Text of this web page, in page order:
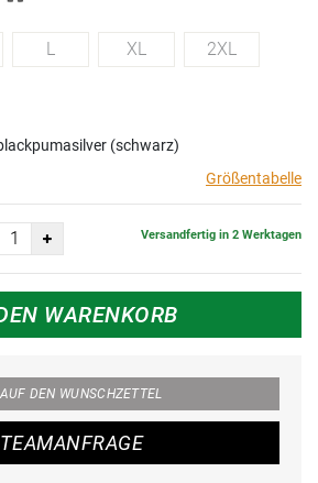
L XL 2XL
(schwarz)
Größentabelle
Versandfertig in 2 Werktagen
WARENKORB
AUF DEN WUNSCHZETTEL
TEAMANFRAGE